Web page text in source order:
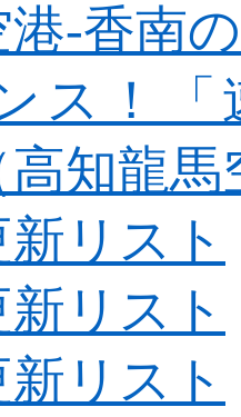
港-香南
ス！「
高知龍
リスト
リスト
リスト